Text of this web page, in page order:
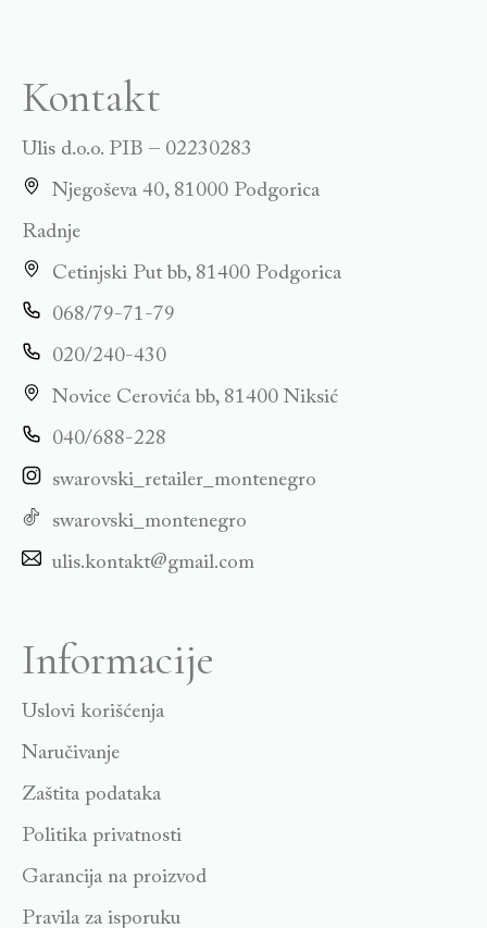
Kontakt
Ulis d.o.o. PIB – 02230283
Njegoševa 40, 81000 Podgorica
Radnje
Cetinjski Put bb, 81400 Podgorica
068/79-71-79
020/240-430
Novice Cerovića bb, 81400 Niksić
040/688-228
swarovski_retailer_montenegro
swarovski_montenegro
ulis.kontakt@gmail.com
Informacije
Uslovi korišćenja
Naručivanje
Zaštita podataka
Politika privatnosti
Garancija na proizvod
Pravila za isporuku